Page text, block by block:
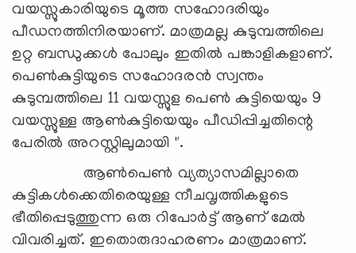
വയസ്സുകാരിയുടെ മൂത്ത സഹോദരിയും
പീഡനത്തിനിരയാണ്. മാത്രമല്ല കുടുമ്പത്തിലെ
ഉറ്റ ബന്ധുക്കൾ പോലും ഇതിൽ പങ്കാളികളാണ്.
പെൺകുട്ടിയുടെ സഹോദരൻ സ്വന്തം
കുടുമ്പത്തിലെ 11 വയസ്സുള പെൺ കുട്ടിയെയും 9
വയസ്സുള്ള ആൺകുട്ടിയെയും പീഡിപ്പിച്ചതിന്റെ
പേരിൽ അറസ്റ്റിലുമായി ".
ആൺപെൺ വ്യത്യാസമില്ലാതെ
കുട്ടികൾക്കെതിരെയുള്ള നീചവൃത്തികളുടെ
ഭീതിപ്പെടുത്തുന്ന ഒരു റിപോർട്ട് ആണ് മേൽ
വിവരിച്ചത്. ഇതൊരുദാഹരണം മാത്രമാണ്.